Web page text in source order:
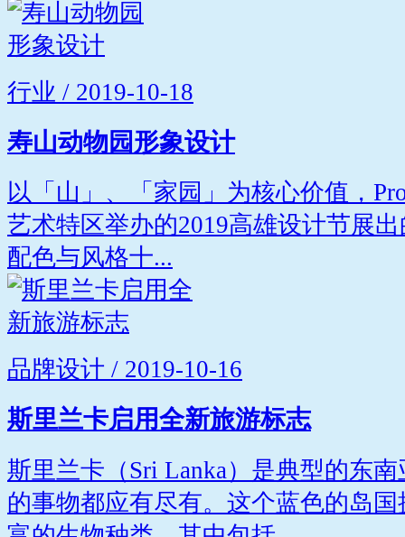
行业 / 2019-10-18
寿山动物园形象设计
以「山」、「家园」为核心价值，
艺术特区举办的2019高雄设计节展
配色与风格十...
品牌设计 / 2019-10-16
斯里兰卡启用全新旅游标志
斯里兰卡（Sri Lanka）是典型的东
的事物都应有尽有。这个蓝色的岛